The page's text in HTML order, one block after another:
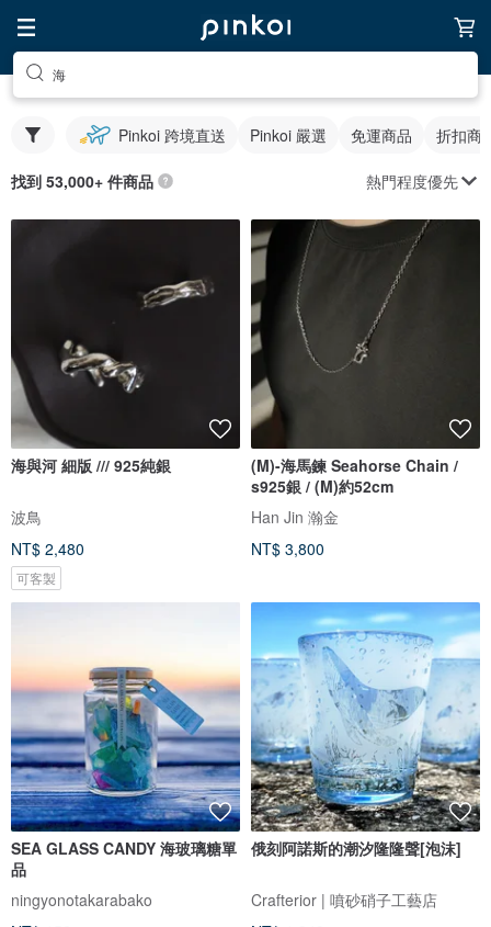
海
Pinkoi 跨境直送 Pinkoi 嚴選 免運商品 折扣商
找到 53,000+ 件商品 熱門程度優先
海與河 細版 /// 925純銀
波鳥
NT$ 2,480
可客製
(M)-海馬鍊 Seahorse Chain /
s925銀 / (M)約52cm
Han Jin 瀚金
NT$ 3,800
SEA GLASS CANDY 海玻璃糖單
品
ningyonotakarabako
俄刻阿諾斯的潮汐隆隆聲[泡沫]
Crafterior | 噴砂硝子工藝店